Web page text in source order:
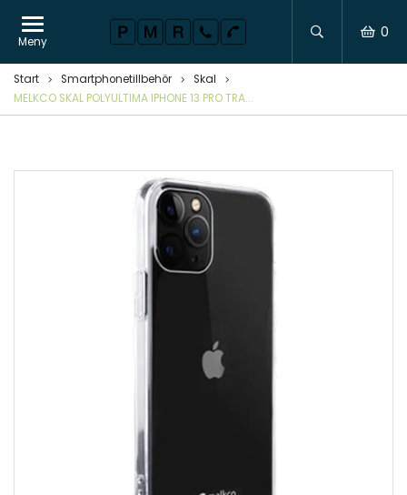
Start Smartphonetillbehör
Skal
MELKCO SKAL POLYULTIMA IPHONE 13 PRO TRA...
Meny
0